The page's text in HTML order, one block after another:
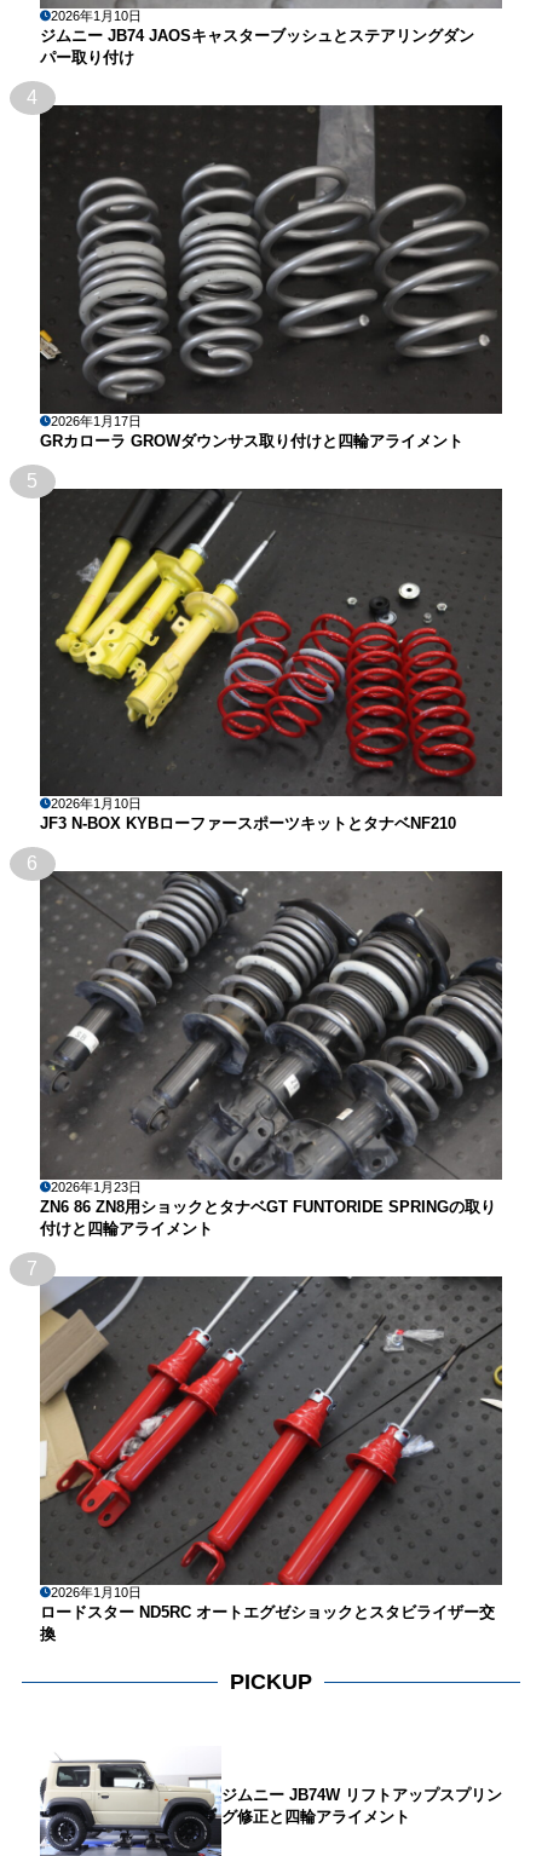
2026年1月10日
ジムニー JB74 JAOSキャスターブッシュとステアリングダン
パー取り付け
4
2026年1月17日
GRカローラ GROWダウンサス取り付けと四輪アライメント
5
2026年1月10日
JF3 N-BOX KYBローファースポーツキットとタナベNF210
6
2026年1月23日
ZN6 86 ZN8用ショックとタナベGT FUNTORIDE SPRINGの取り
付けと四輪アライメント
7
2026年1月10日
ロードスター ND5RC オートエグゼショックとスタビライザー交
換
PICKUP
ジムニー JB74W リフトアップスプリン
グ修正と四輪アライメント